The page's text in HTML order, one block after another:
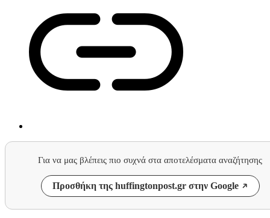
Για να μας βλέπεις πιο συχνά στα αποτελέσματα αναζήτησης
Προσθήκη της huffingtonpost.gr στην Google